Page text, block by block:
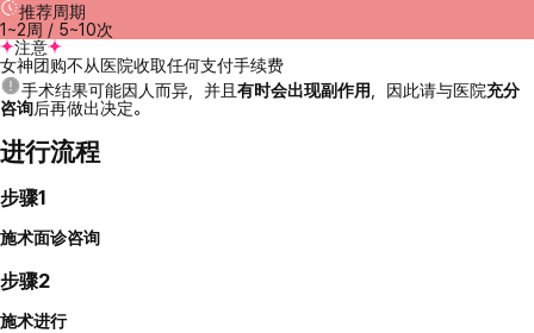
推荐周期
1~2周 / 5~10次
注意
女神团购不从医院收取任何支付手续费
手术结果可能因人而异，并且 有时会出现副作用 ，因此请与医院充分
咨询后再做出决定。
进行流程
步骤1
施术面诊咨询
步骤2
施术进行